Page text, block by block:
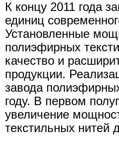
К концу 2011 года
единиц
Установленные
полиэфирных
качество и
продукции.
завода
году. В первом
увеличение
текстильных нитей